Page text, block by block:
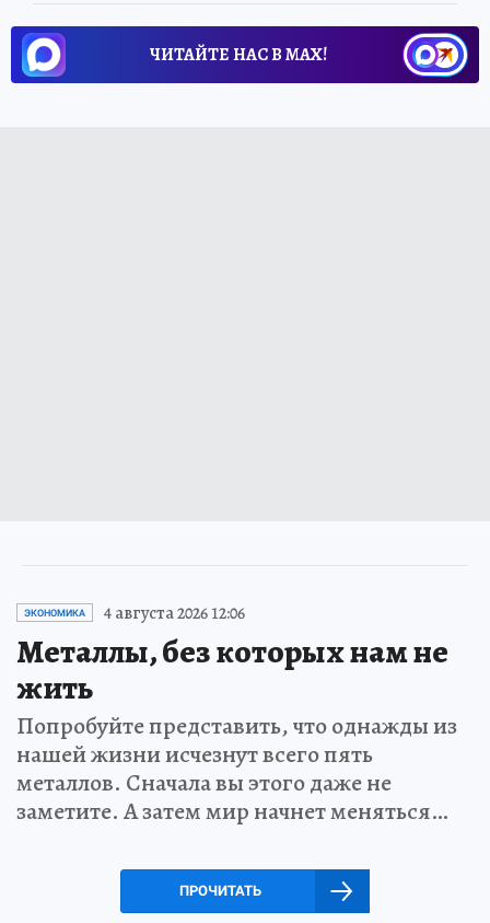
ЧИТАЙТЕ НАС В МАХ!
ЭКОНОМИКА 4 августа 2026 12:06
Металлы, без которых нам не
жить
Попробуйте представить, что однажды из
нашей жизни исчезнут всего пять
металлов. Сначала вы этого даже не
заметите. А затем мир начнет меняться…
ПРОЧИТАТЬ